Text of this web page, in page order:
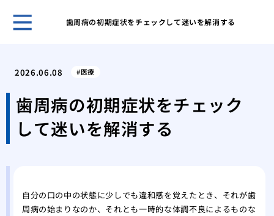
歯周病の初期症状をチェックして迷いを解消する
美
の詳
2026.06.08 医療
歯周病の初期症状をチェック
して迷いを解消する
自分の口の中の状態に少しでも違和感を覚えたとき、それが歯
周病の始まりなのか、それとも一時的な体調不良によるものな